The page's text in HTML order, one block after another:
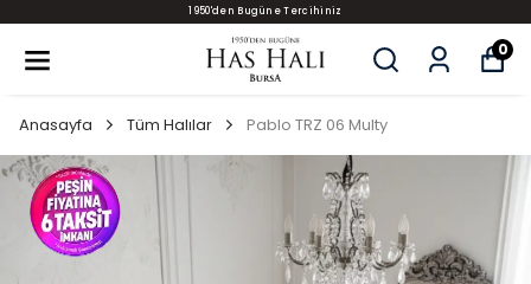
1950'den Bugüne Tercihiniz
0
Anasayfa Tüm Halılar Pablo TRZ 06 Multy